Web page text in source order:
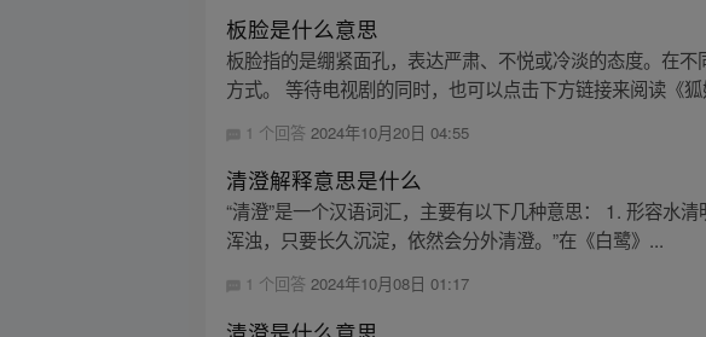
板脸是什么意思
板脸指的是绷紧面孔，表达严肃、不悦或冷淡的态度。在
方式。 等待电视剧的同时，也可以点击下方链接来阅读《
1 个回答2024年10月20日 04:55
清澄解释意思是什么
“清澄”是一个汉语词汇，主要有以下几种意思： 1. 形容水
浑浊，只要长久沉淀，依然会分外清澄。”在《白鹭》...
1 个回答2024年10月08日 01:17